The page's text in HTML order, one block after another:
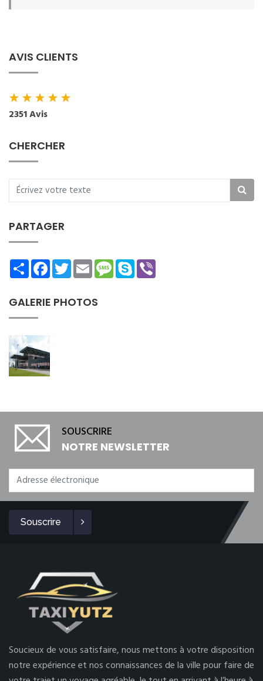
AVIS CLIENTS
★★★★★
2351 Avis
CHERCHER
PARTAGER
ShareFacebookTwitterEmailMessage
Skype
GALERIE PHOTOS
SOUSCRIRE
NOTRE NEWSLETTER
Souscrire
Soucieux de vous satisfaire, nous mettons à votre disposition
notre expérience et nos connaissances de la ville pour faire de